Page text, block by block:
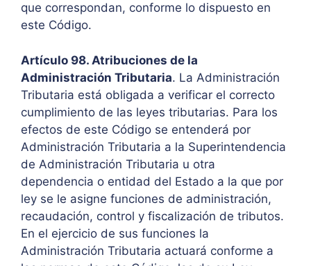
que correspondan, conforme lo dispuesto en
este Código.
Artículo 98. Atribuciones de la
Administración Tributaria. La Administración
Tributaria está obligada a verificar el correcto
cumplimiento de las leyes tributarias. Para los
efectos de este Código se entenderá por
Administración Tributaria a la Superintendencia
de Administración Tributaria u otra
dependencia o entidad del Estado a la que por
ley se le asigne funciones de administración,
recaudación, control y fiscalización de tributos.
En el ejercicio de sus funciones la
Administración Tributaria actuará conforme a